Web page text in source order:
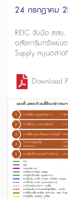
24 กรกฎาคม
REIC จับมือ สสช.
อสังหาริมทรัพย์ขอ
Supply หนุนตลาด
Download